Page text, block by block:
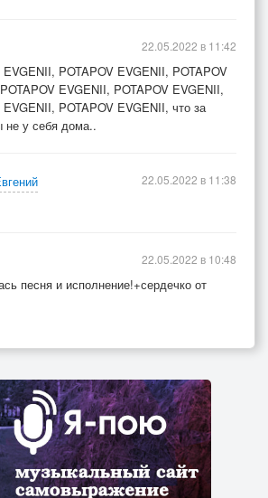
EVGENII, POTAPOV EVGENII, POTAPOV
EVGENII, POTAPOV EVGENII,
EVGENII, POTAPOV EVGENII, что за
не у себя дома..
22.05.2022 в 11:42
22.05.2022 в 11:38
песня и исполнение!+сердечко от
22.05.2022 в 10:48